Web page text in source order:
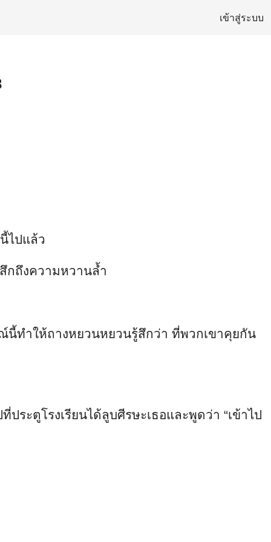
เข้าสู่ระบบ
ไปแล้ว
กถึงความหวานล้ำ
นี้ทำให้ถางหยวนหยวนรู้สึกว่า ที่พวกเขาคุยกัน
ะตูโรงเรียนได้ลูบศีรษะเธอและพูดว่า “เข้าไป